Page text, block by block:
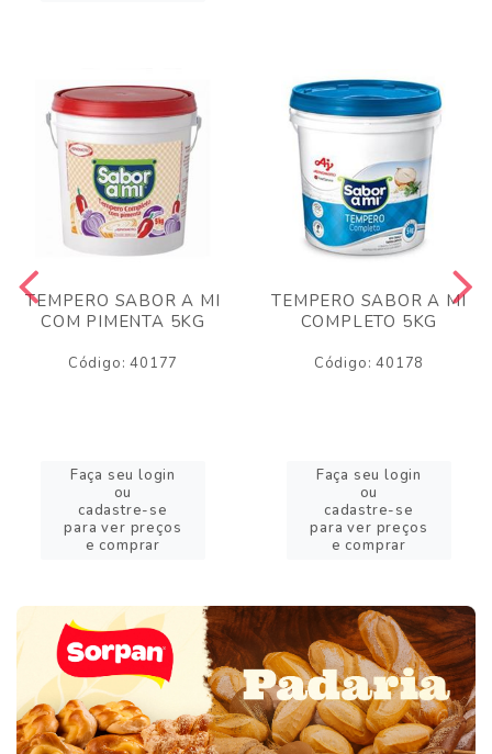
TEMPERO SABOR A MI
COM PIMENTA 5KG
Código: 40177
Faça seu login
ou
cadastre-se
para ver preços
e comprar
TEMPERO SABOR A MI
COMPLETO 5KG
Código: 40178
Faça seu login
ou
cadastre-se
para ver preços
e comprar